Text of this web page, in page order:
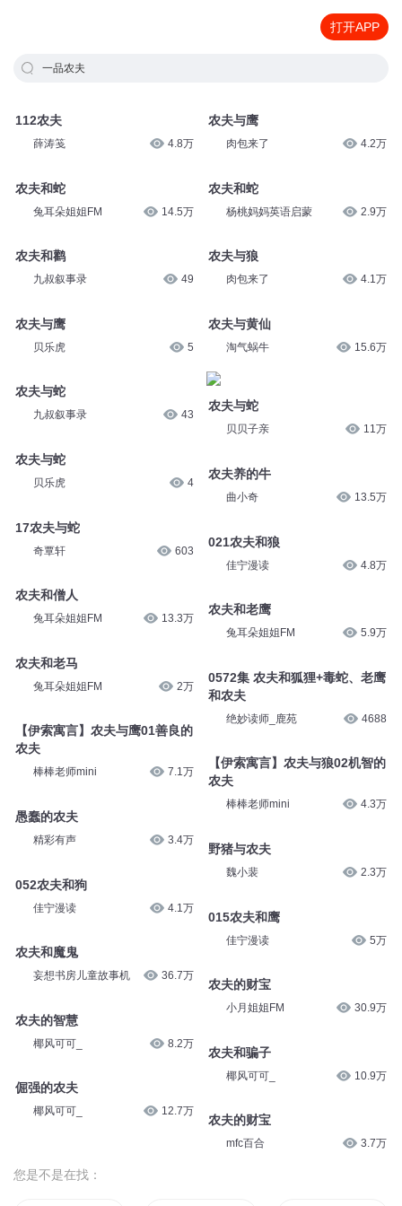
打开APP
一品农夫
112农夫
薛涛笺 4.8万
农夫和蛇
兔耳朵姐姐FM 14.5万
农夫和鹳
九叔叙事录 49
农夫与鹰
贝乐虎 5
农夫与蛇
九叔叙事录 43
农夫与蛇
贝乐虎 4
17农夫与蛇
奇覃轩 603
农夫和僧人
兔耳朵姐姐FM 13.3万
农夫和老马
兔耳朵姐姐FM 2万
【伊索寓言】农夫与鹰01善良的
农夫
棒棒老师mini 7.1万
愚蠢的农夫
精彩有声 3.4万
052农夫和狗
佳宁漫读 4.1万
农夫和魔鬼
妄想书房儿童故事机 36.7万
农夫的智慧
椰风可可_ 8.2万
倔强的农夫
椰风可可_ 12.7万
农夫与鹰
肉包来了 4.2万
农夫和蛇
杨桃妈妈英语启蒙 2.9万
农夫与狼
肉包来了 4.1万
农夫与黄仙
淘气蜗牛 15.6万
农夫与蛇
贝贝子亲 11万
农夫养的牛
曲小奇 13.5万
021农夫和狼
佳宁漫读 4.8万
农夫和老鹰
兔耳朵姐姐FM 5.9万
0572集 农夫和狐狸+毒蛇、老鹰
和农夫
绝妙读师_鹿苑 4688
【伊索寓言】农夫与狼02机智的
农夫
棒棒老师mini 4.3万
野猪与农夫
魏小裴 2.3万
015农夫和鹰
佳宁漫读 5万
农夫的财宝
小月姐姐FM 30.9万
农夫和骗子
椰风可可_ 10.9万
农夫的财宝
mfc百合 3.7万
您是不是在找：